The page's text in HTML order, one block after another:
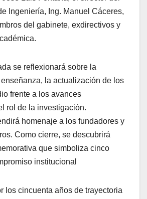
Ingeniería, Ing. Manuel Cáceres,
del gabinete, exdirectivos y
se reflexionará sobre la
la actualización de los
frente a los avances
rol de la investigación.
homenaje a los fundadores y
Como cierre, se descubrirá
que simboliza cinco
institucional
los cincuenta años de trayectoria